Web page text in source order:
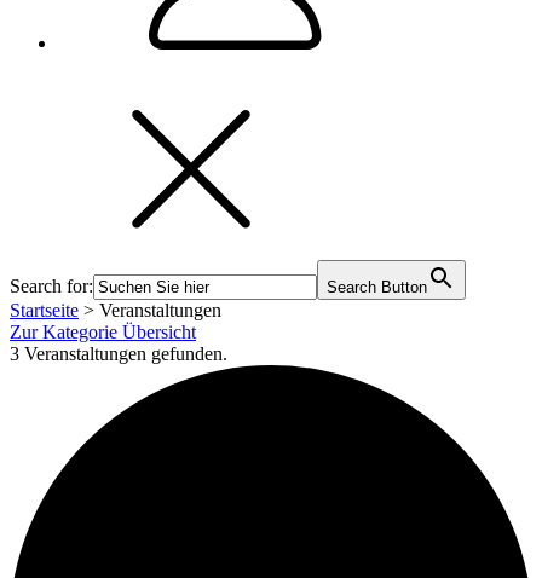
Search for: Search Button
Startseite > Veranstaltungen
Zur Kategorie Übersicht
3 Veranstaltungen gefunden.